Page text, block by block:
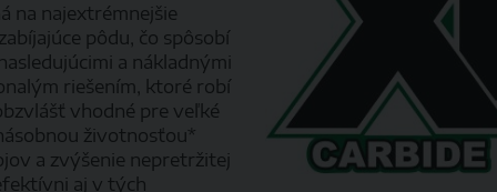
na najextrémnejšie
pôdu, čo spôsobí
a nákladnými
riešením, ktoré robí
vhodné pre veľké
životnosťou*
a zvýšenie nepretržitej
aj v tých